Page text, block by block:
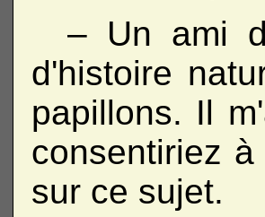
– Un ami
d'histoire
papillons. Il
consentiriez
sur ce sujet.